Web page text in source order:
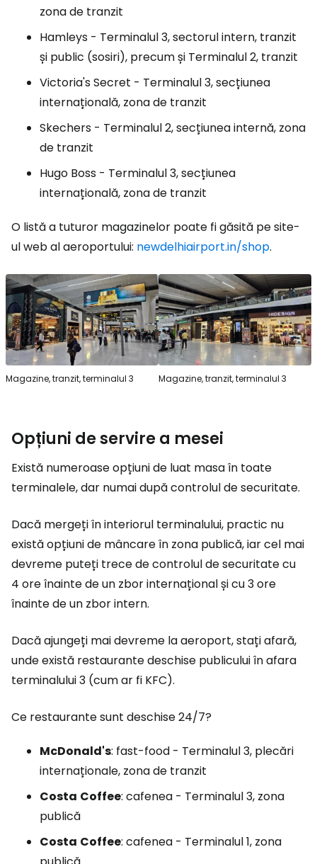
zona de tranzit
Hamleys - Terminalul 3, sectorul intern, tranzit
și public (sosiri), precum și Terminalul 2, tranzit
Victoria's Secret - Terminalul 3, secțiunea
internațională, zona de tranzit
Skechers - Terminalul 2, secțiunea internă, zona
de tranzit
Hugo Boss - Terminalul 3, secțiunea
internațională, zona de tranzit
O listă a tuturor magazinelor poate fi găsită pe site-
ul web al aeroportului: newdelhiairport.in/shop.
Magazine, tranzit, terminalul 3 Magazine, tranzit, terminalul 3
Opțiuni de servire a mesei
Există numeroase opțiuni de luat masa în toate
terminalele, dar numai după controlul de securitate.
Dacă mergeți în interiorul terminalului, practic nu
există opțiuni de mâncare în zona publică, iar cel mai
devreme puteți trece de controlul de securitate cu
4 ore înainte de un zbor internațional și cu 3 ore
înainte de un zbor intern.
Dacă ajungeți mai devreme la aeroport, stați afară,
unde există restaurante deschise publicului în afara
terminalului 3 (cum ar fi KFC).
Ce restaurante sunt deschise 24/7?
McDonald's: fast-food - Terminalul 3, plecări
internaționale, zona de tranzit
Costa Coffee: cafenea - Terminalul 3, zona
publică
Costa Coffee: cafenea - Terminalul 1, zona